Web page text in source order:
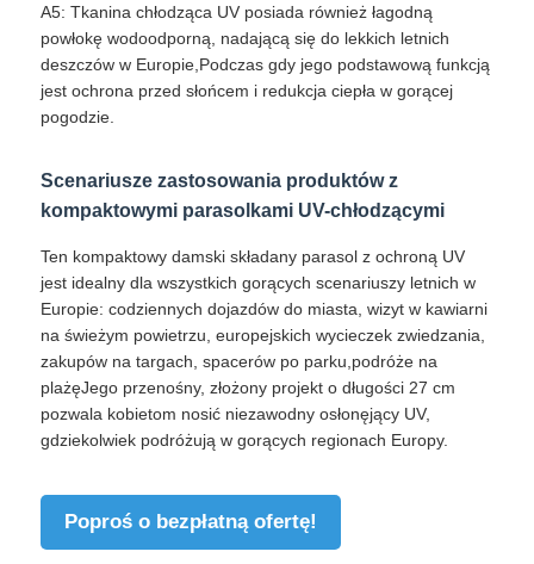
A5: Tkanina chłodząca UV posiada również łagodną
powłokę wodoodporną, nadającą się do lekkich letnich
deszczów w Europie,Podczas gdy jego podstawową funkcją
jest ochrona przed słońcem i redukcja ciepła w gorącej
pogodzie.
Scenariusze zastosowania produktów z
kompaktowymi parasolkami UV-chłodzącymi
Ten kompaktowy damski składany parasol z ochroną UV
jest idealny dla wszystkich gorących scenariuszy letnich w
Europie: codziennych dojazdów do miasta, wizyt w kawiarni
na świeżym powietrzu, europejskich wycieczek zwiedzania,
zakupów na targach, spacerów po parku,podróże na
plażęJego przenośny, złożony projekt o długości 27 cm
pozwala kobietom nosić niezawodny osłonęjący UV,
gdziekolwiek podróżują w gorących regionach Europy.
Poproś o bezpłatną ofertę!